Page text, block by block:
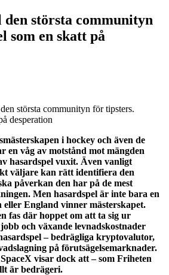
största communityn
som en skatt på
i hockey och även de
en våg av motstånd mot mängden
hasardspel vuxit. Även vanligt
väljare kan rätt identifiera den
påverkan den har på de mest
Men hasardspel är inte bara en
eller England vinner mästerskapet.
fas där hoppet om att ta sig ur
och växande levnadskostnader
– bedrägliga kryptovalutor,
på förutsägelsemarknader.
visar dock att – som Friheten
är bedrägeri.